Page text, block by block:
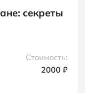
секреты
Стоимость:
2000 ₽